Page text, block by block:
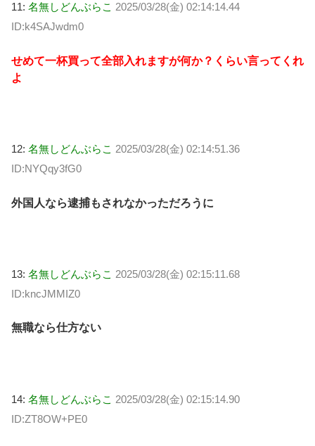
11: 名無しどんぶらこ 2025/03/28(金) 02:14:14.44
ID:k4SAJwdm0
せめて一杯買って全部入れますが何か？くらい言ってくれ
よ
12: 名無しどんぶらこ 2025/03/28(金) 02:14:51.36
ID:NYQqy3fG0
外国人なら逮捕もされなかっただろうに
13: 名無しどんぶらこ 2025/03/28(金) 02:15:11.68
ID:kncJMMIZ0
無職なら仕方ない
14: 名無しどんぶらこ 2025/03/28(金) 02:15:14.90
ID:ZT8OW+PE0